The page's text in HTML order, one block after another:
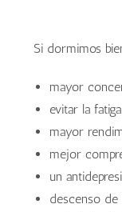
Si dormimos
mayor
evitar la
mayor
mejor
un
descenso de